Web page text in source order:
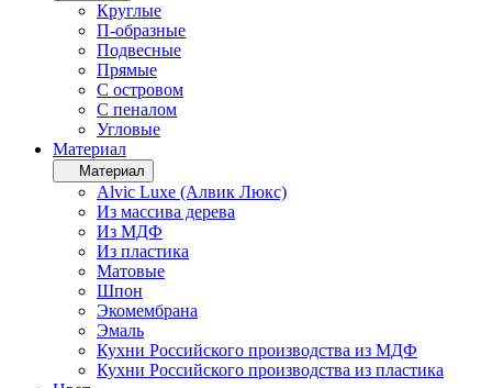
Круглые
П-образные
Подвесные
Прямые
С островом
С пеналом
Угловые
Материал
Материал
Alvic Luxe (Алвик Люкс)
Из массива дерева
Из МДФ
Из пластика
Матовые
Шпон
Экомембрана
Эмаль
Кухни Российского производства из МДФ
Кухни Российского производства из пластика